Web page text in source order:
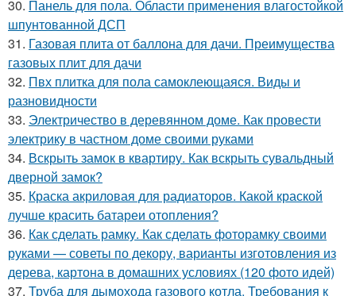
30. Панель для пола. Области применения влагостойкой
шпунтованной ДСП
31. Газовая плита от баллона для дачи. Преимущества
газовых плит для дачи
32. Пвх плитка для пола самоклеющаяся. Виды и
разновидности
33. Электричество в деревянном доме. Как провести
электрику в частном доме своими руками
34. Вскрыть замок в квартиру. Как вскрыть сувальдный
дверной замок?
35. Краска акриловая для радиаторов. Какой краской
лучше красить батареи отопления?
36. Как сделать рамку. Как сделать фоторамку своими
руками — советы по декору, варианты изготовления из
дерева, картона в домашних условиях (120 фото идей)
37. Труба для дымохода газового котла. Требования к